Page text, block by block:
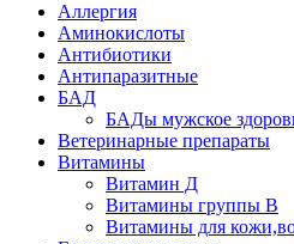
Аллергия
Аминокислоты
Антибиотики
Антипаразитные
БАД
БАДы мужское
Ветеринарные препараты
Витамины
Витамин Д
Витамины группы В
Витамины для